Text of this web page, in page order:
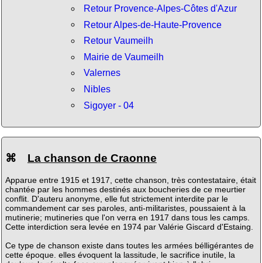
Retour Provence-Alpes-Côtes d'Azur
Retour Alpes-de-Haute-Provence
Retour Vaumeilh
Mairie de Vaumeilh
Valernes
Nibles
Sigoyer - 04
⌘ La chanson de Craonne
Apparue entre 1915 et 1917, cette chanson, très contestataire, était
chantée par les hommes destinés aux boucheries de ce meurtier
conflit. D'auteru anonyme, elle fut strictement interdite par le
commandement car ses paroles, anti-militaristes, poussaient à la
mutinerie; mutineries que l'on verra en 1917 dans tous les camps.
Cette interdiction sera levée en 1974 par Valérie Giscard d'Estaing.
Ce type de chanson existe dans toutes les armées bélligérantes de
cette époque. elles évoquent la lassitude, le sacrifice inutile, la